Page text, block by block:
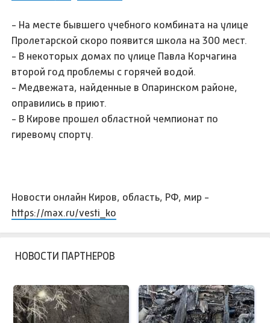
- На месте бывшего учебного комбината на улице
Пролетарской скоро появится школа на 300 мест.
- В некоторых домах по улице Павла Корчагина
второй год проблемы с горячей водой.
- Медвежата, найденные в Опаринском районе,
оправились в приют.
- В Кирове прошел областной чемпионат по
гиревому спорту.
Новости онлайн Киров, область, РФ, мир -
https://max.ru/vesti_ko
НОВОСТИ ПАРТНЕРОВ